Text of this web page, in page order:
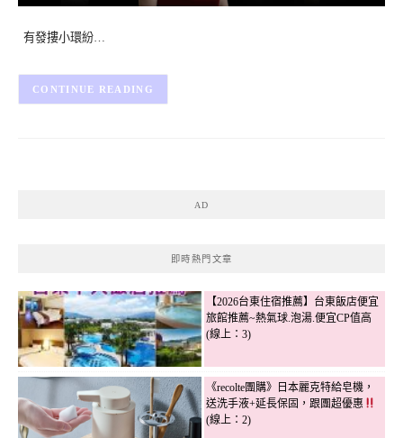
有發摟小環紛…
CONTINUE READING
AD
即時熱門文章
【2026台東住宿推薦】台東飯店便宜
旅館推薦~熱氣球.泡湯.便宜CP值高
(線上：3)
《recolte團購》日本麗克特給皂機，
送洗手液+延長保固，跟團超優惠
(線上：2)